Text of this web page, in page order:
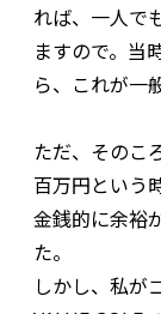
れば、一人で
ますので。当
ら、これが一
ただ、そのこ
百万円という
金銭的に余裕
た。
しかし、私が